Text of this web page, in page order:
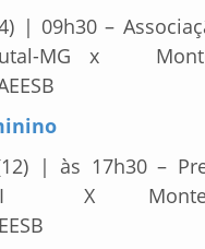
| 09h30 –
MG x
| às 17h30 –
II X Montes